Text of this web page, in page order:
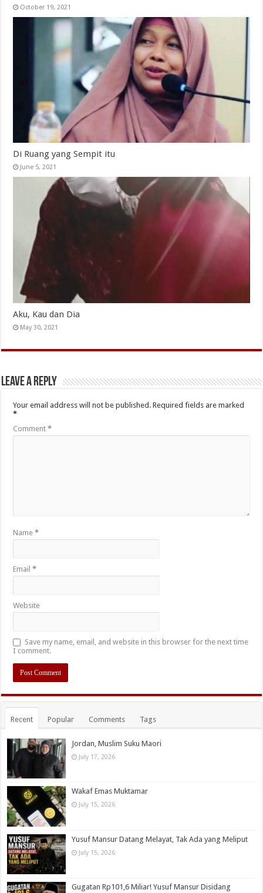
October 19, 2021
Di Ruang yang Sempit itu
June 5, 2021
Aku, Kau dan Dia
May 30, 2021
Leave a Reply
Your email address will not be published. Required fields are marked
*
Comment*
Name*
Email*
Website
Save my name, email, and website in this browser for the next time
I comment.
Recent Popular Comments Tags
Jordan, Muslim Suku Maori
July 17, 2026
Wakaf Emas Muktamar
July 15, 2026
Yusuf Mansur Datang Melayat, Tak Ada yang Meliput
July 15, 2026
Gugatan Rp101,6 Miliar! Yusuf Mansur Disidang